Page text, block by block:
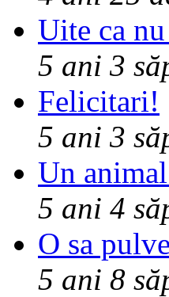
Uite ca
5 ani 3
Felicitari!
5 ani 3
Un
5 ani 4
O sa
5 ani 8